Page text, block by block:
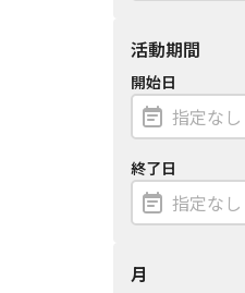
活動期間
開始日
終了日
月